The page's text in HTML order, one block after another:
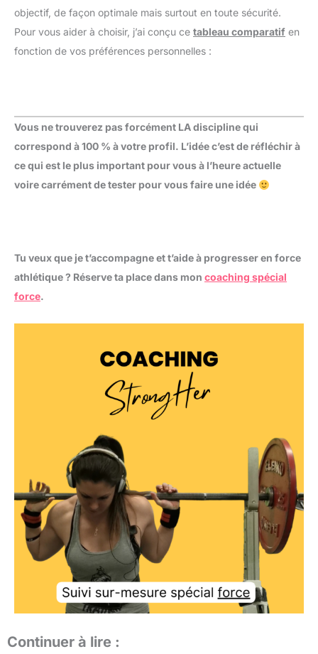
objectif, de façon optimale mais surtout en toute sécurité.
Pour vous aider à choisir, j’ai conçu ce tableau comparatif en
fonction de vos préférences personnelles :
Vous ne trouverez pas forcément LA discipline qui
correspond à 100 % à votre profil. L’idée c’est de réfléchir à
ce qui est le plus important pour vous à l’heure actuelle
voire carrément de tester pour vous faire une idée
Tu veux que je t’accompagne et t’aide à progresser en force
athlétique ? Réserve ta place dans mon coaching spécial
force.
Continuer à lire :